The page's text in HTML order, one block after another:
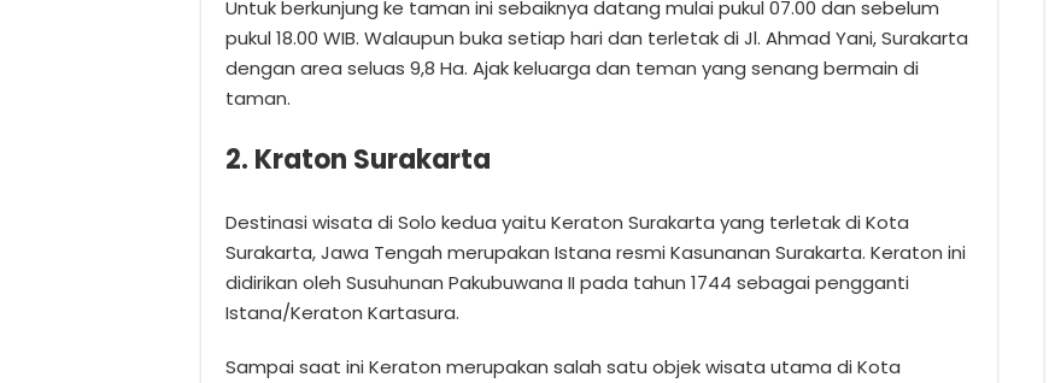
Untuk berkunjung ke taman ini sebaiknya datang mulai pukul 07.00 dan sebelum
pukul 18.00 WIB. Walaupun buka setiap hari dan terletak di Jl. Ahmad Yani, Surakarta
dengan area seluas 9,8 Ha. Ajak keluarga dan teman yang senang bermain di
taman.
2. Kraton Surakarta
Destinasi wisata di Solo kedua yaitu Keraton Surakarta yang terletak di Kota
Surakarta, Jawa Tengah merupakan Istana resmi Kasunanan Surakarta. Keraton ini
didirikan oleh Susuhunan Pakubuwana II pada tahun 1744 sebagai pengganti
Istana/Keraton Kartasura.
Sampai saat ini Keraton merupakan salah satu objek wisata utama di Kota